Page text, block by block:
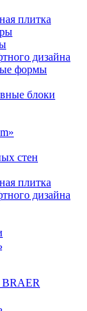
плитка
дизайна
формы
блоки
стен
плитка
дизайна
BRAER